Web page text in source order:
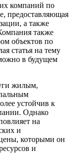
компаний по
предоставляющая
а также
также
объектов по
статья на тему
в будущем
жилым,
устойчив к
Однако
на
и
которыми он
и